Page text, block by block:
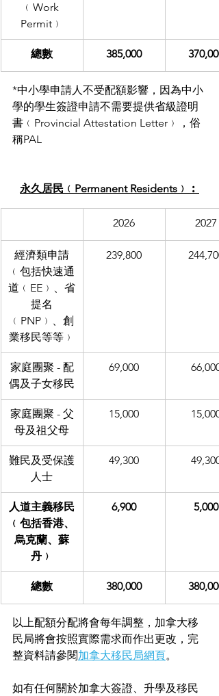
﹙Work
Permit﹚
總數 385,000 370,000
*中小學申請人不受配額影響，因為中小
學的學生簽證申請不需要提供省級證明
書﹙Provincial Attestation Letter﹚，俗
稱PAL
永久居民﹙Permanent Residents﹚︰
2026 2027
經濟類申請
﹙包括快速通
道﹙EE﹚、省
提名
﹙PNP﹚、創
業移民等等﹚
239,800 244,700
家庭團聚 - 配
偶及子女移民
69,000 66,000
家庭團聚 - 父
母及祖父母
15,000 15,000
難民及受保護
人士
49,300 49,300
人道主義移民
﹙包括香港、
烏克蘭、蘇
丹﹚
6,900 5,000
總數 380,000 380,000
以上配額分配將會每年調整，加拿大移
民局將會按照實際需求而作出更改，完
整資料請參閱加拿大移民局網頁。
如有任何關於加拿大簽證、升學及移民